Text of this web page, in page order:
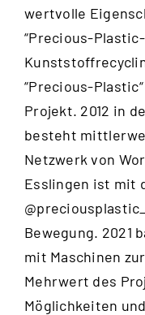
wertvolle
“Precious-
“Precious-
Projekt. 2012 in
besteht
Netzwerk von
Esslingen ist mit
Bewegung. 2021
mit Maschinen
Mehrwert des
Möglichkeiten